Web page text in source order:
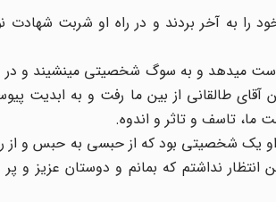
به آخر بردند و در راه او شربت شهادت
دست می‏دهد و به سوگ شخصیتی می‏نشیند و
آقای طالقانی از بین ما رفت و به ابدیت
ما، تاسف و تاثر و اندوه.
او یک شخصیتی بود که از حبسی به حبس و از
نداشتم که بمانم و دوستان عزیز و